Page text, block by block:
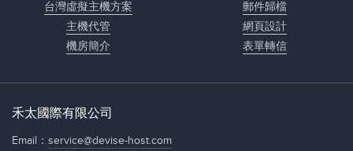
台灣虛擬主機方案
主機代管
機房簡介
郵件歸檔
網頁設計
表單轉信
禾太國際有限公司
Email： service@devise-host.com